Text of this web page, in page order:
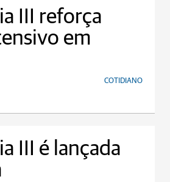
III reforça
em
COTIDIANO
III é lançada